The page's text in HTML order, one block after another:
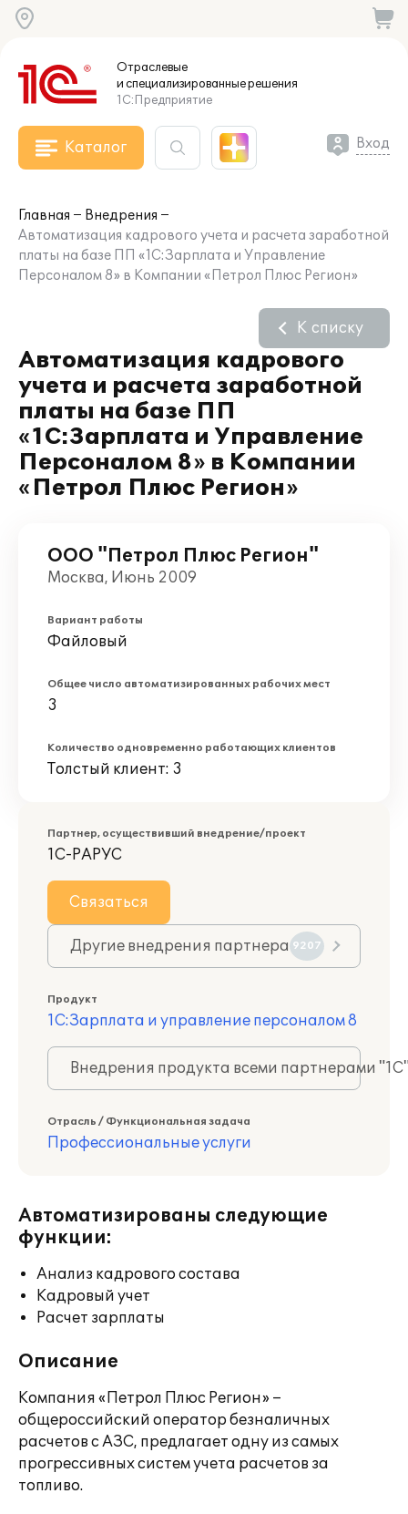
Отраслевые
и специализированныерешения
1С:Предприятие
Каталог Вход
Главная
Внедрения
Автоматизация кадрового учета и расчета заработной
платы на базе ПП «1С:Зарплата и Управление
Персоналом 8» в Компании «Петрол Плюс Регион»
Автоматизация кадрового
учета и расчета заработной
платы на базе ПП
«1С:Зарплата и Управление
Персоналом 8» в Компании
«Петрол Плюс Регион»
К списку
ООО "Пeтрол Плюс Регион"
Москва, Июнь 2009
Вариант работы
Файловый
Общее число автоматизированных рабочих мест
3
Количество одновременно работающих клиентов
Толстый клиент: 3
Партнер, осуществивший внедрение/проект
1С-РАРУС
Связаться
Другие внедрения партнера 9207
Продукт
1С:Зарплата и управление персоналом 8
Внедрения продукта всеми партнерами
Отрасль / Функциональная задача
Профессиональные услуги
Автоматизированы следующие
функции:
Анализ кадрового состава
Кадровый учет
Расчет зарплаты
Описание
Компания «Петрол Плюс Регион» –
общероссийский оператор безналичных
расчетов с АЗС, предлагает одну из самых
прогрессивных систем учета расчетов за
топливо.